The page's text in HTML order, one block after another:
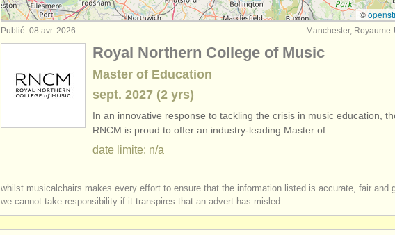
achat guitare classique (6)
©
Manchester,
Publié: 08 avr. 2026
Royal Northern College of Music
Master of Education
sept. 2027 (2 yrs)
In an innovative response to tackling the crisis in music education,
RNCM is proud to offer an industry-leading Master of…
date limite: n/a
whilst musicalchairs makes every effort to ensure that the information listed is accurate, fair and
we cannot take responsibility if it transpires that an advert has misled.